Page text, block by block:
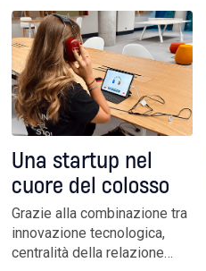
è sempre più centrale. Ma
agli interessi economici
miliardari si affianca la
scarsa trasparenza del
settore. E il rischio di un far
west orbitale
Una startup nel
cuore del colosso
Grazie alla combinazione tra
innovazione tecnologica,
centralità della relazione